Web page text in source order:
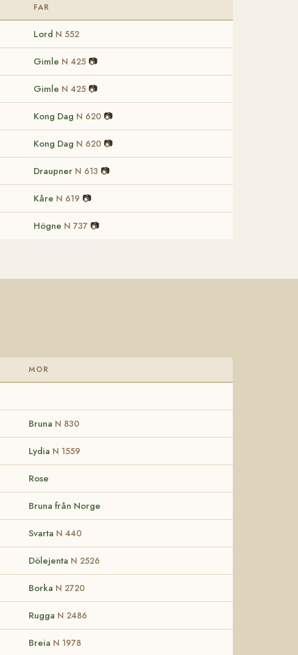
FAR
Lord N 552
Gimle N 425 📷
Gimle N 425 📷
Kong Dag N 620 📷
Kong Dag N 620 📷
Draupner N 613 📷
Kåre N 619 📷
Högne N 737 📷
MOR
Bruna N 830
Lydia N 1559
Rose
Bruna från Norge
Svarta N 440
Dölejenta N 2526
Borka N 2720
Rugga N 2486
Breia N 1978